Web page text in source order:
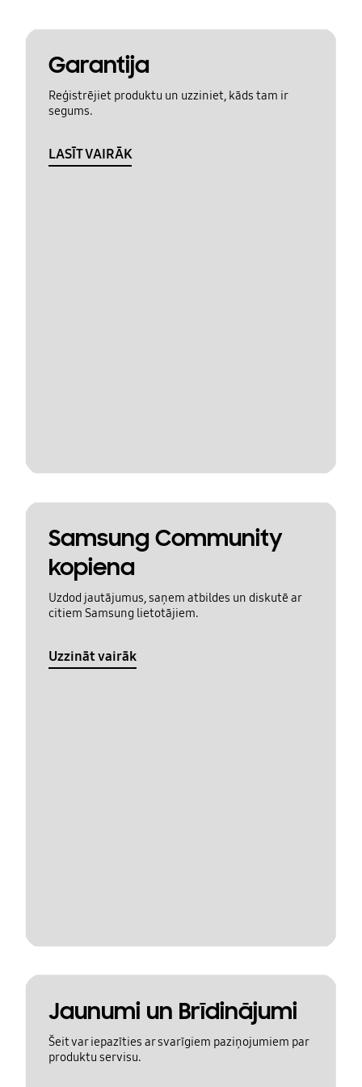
Garantija
Reģistrējiet produktu un uzziniet, kāds tam ir
segums.
LASĪT VAIRĀK
Samsung Community
kopiena
Uzdod jautājumus, saņem atbildes un diskutē ar
citiem Samsung lietotājiem.
Uzzināt vairāk
Jaunumi un Brīdinājumi
Šeit var iepazīties ar svarīgiem paziņojumiem par
produktu servisu.